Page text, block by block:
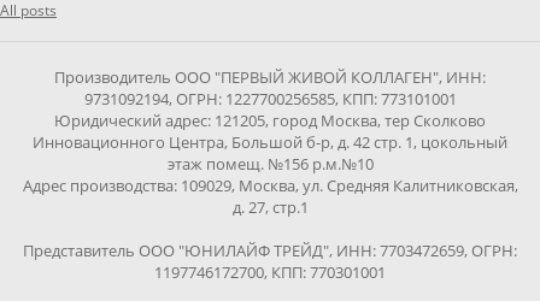
All posts
Производитель ООО "ПЕРВЫЙ ЖИВОЙ КОЛЛАГЕН", ИНН:
9731092194, ОГРН: 1227700256585, КПП: 773101001
Юридический адрес: 121205, город Москва, тер Сколково
Инновационного Центра, Большой б-р, д. 42 стр. 1, цокольный
этаж помещ. №156 р.м.№10
Адрес производства: 109029, Москва, ул. Средняя Калитниковская,
д. 27, стр.1
Представитель ООО "ЮНИЛАЙФ ТРЕЙД", ИНН: 7703472659, ОГРН:
1197746172700, КПП: 770301001